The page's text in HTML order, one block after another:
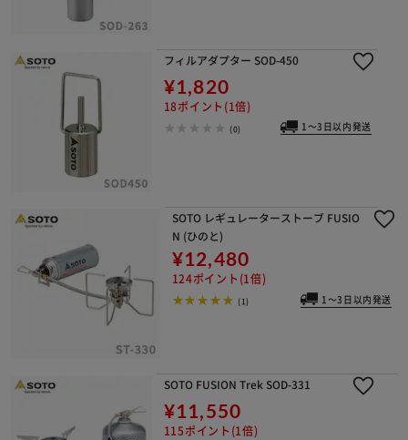
フィルアダプター SOD-450
¥1,820
18ポイント(1倍)
(0) 1～3日以内発送
SOTO レギュレーターストーブ FUSIO
N (ひのと)
¥12,480
124ポイント(1倍)
(1) 1～3日以内発送
SOTO FUSION Trek SOD-331
¥11,550
115ポイント(1倍)